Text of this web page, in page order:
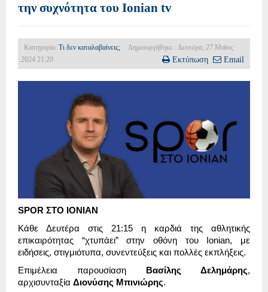
την συχνότητα του Ionian tv
Κατηγορία: Τι δεν καταλαβαίνεις;
Δημιουργήθηκε : Δευτέρα, 27 Μαϊος
2024 21:20
Εκτύπωση Email
SPOR ΣΤΟ IONIAN
Κάθε Δευτέρα στις 21:15 η καρδιά της αθλητικής
επικαιρότητας “χτυπάει” στην οθόνη του Ionian, με
ειδήσεις, στιγμιότυπα, συνεντεύξεις και πολλές εκπλήξεις.
Επιμέλεια παρουσίαση Βασίλης Δελημάρης,
αρχισυνταξία Διονύσης Μπινιώρης.